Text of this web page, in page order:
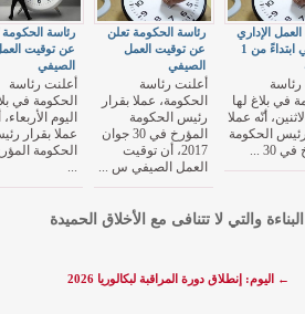
رئاسة الحكومة
عن توقيت
الصيفي
أعلنت رئاسة
الحكومة في
اليوم الأربعاء،
عملا بقرار
الحكومة
...
رئاسة الحكومة تعلن
عن توقيت العمل
الصيفي
أعلنت رئاسة
الحكومة، عملا بقرار
رئيس الحكومة
المؤرخ في 30 جوان
2017، أن توقيت
العمل الصيفي س ...
الإداري
الصيفي ابتداءً من 1
رئاسة
في بلاغ لها
أنّه عملا
الحكومة
30 ...
والتي لا تتنافى مع الأخلاق الحميدة
← اليوم: إنطلاق دورة المراقبة لبكالوريا 2026